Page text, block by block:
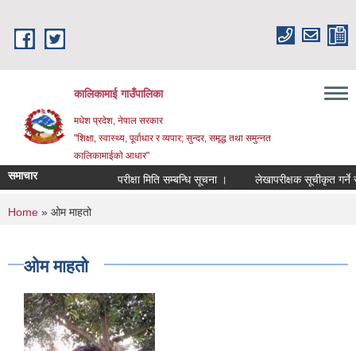
कालिकामाई गाउँपालिका
मधेश प्रदेश, नेपाल सरकार
"शिक्षा, स्वास्थ्य, पूर्वाधार र व्यपार; सुन्दर, समृद्ध तथा समुन्नत
कालिकामाईको आधार"
समाचार परीक्षा मिति सम्बन्धि सूचना । लेखापरीक्षक सूचीकृत गर्ने
You are here
Home » ओम माहतो
ओम माहतो